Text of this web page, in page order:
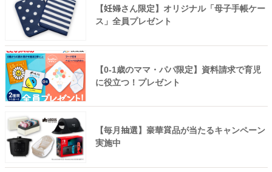
【妊婦さん限定】オリジナル「母子手帳ケー
ス」全員プレゼント
【0-1歳のママ・パパ限定】資料請求で育児
に役立つ！プレゼント
【毎月抽選】豪華賞品が当たるキャンペーン
実施中